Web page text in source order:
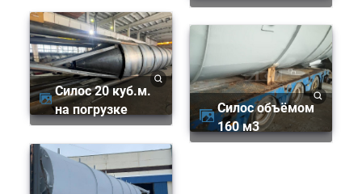
Силос 20 куб.м.
на погрузке
Силос объёмом
160 м3